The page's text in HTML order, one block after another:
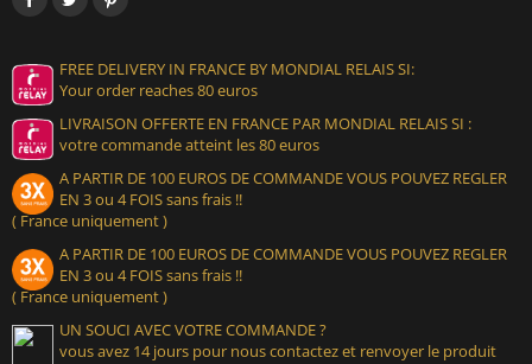
FREE DELIVERY IN FRANCE BY MONDIAL RELAIS SI:
Your order reaches 80 euros
LIVRAISON OFFERTE EN FRANCE PAR MONDIAL RELAIS SI :
votre commande atteint les 80 euros
A PARTIR DE 100 EUROS DE COMMANDE VOUS POUVEZ REGLER
EN 3 ou 4 FOIS sans frais !!
( France uniquement )
A PARTIR DE 100 EUROS DE COMMANDE VOUS POUVEZ REGLER
EN 3 ou 4 FOIS sans frais !!
( France uniquement )
UN SOUCI AVEC VOTRE COMMANDE ?
vous avez 14 jours pour nous contactez et renvoyer le produit